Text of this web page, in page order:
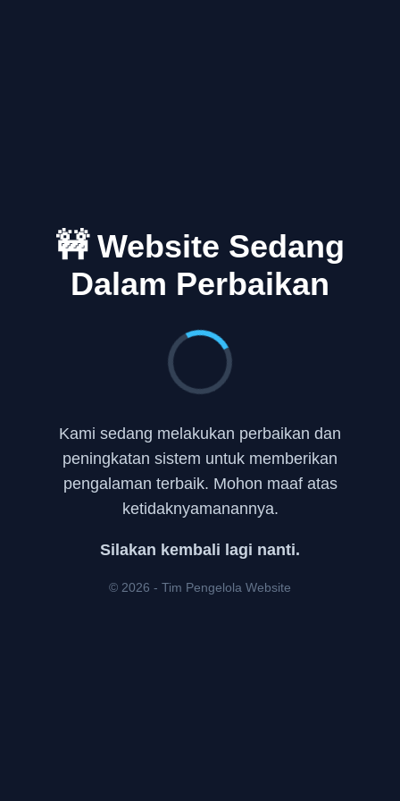
🚧 Website Sedang
Dalam Perbaikan
Kami sedang melakukan perbaikan dan
peningkatan sistem untuk memberikan
pengalaman terbaik. Mohon maaf atas
ketidaknyamanannya.
Silakan kembali lagi nanti.
© 2026 - Tim Pengelola Website